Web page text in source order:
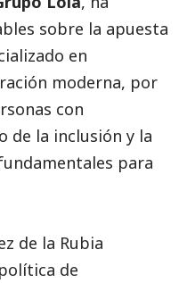
sobre la apuesta
en
moderna, por
con
de la inclusión y la
para
de la Rubia
de